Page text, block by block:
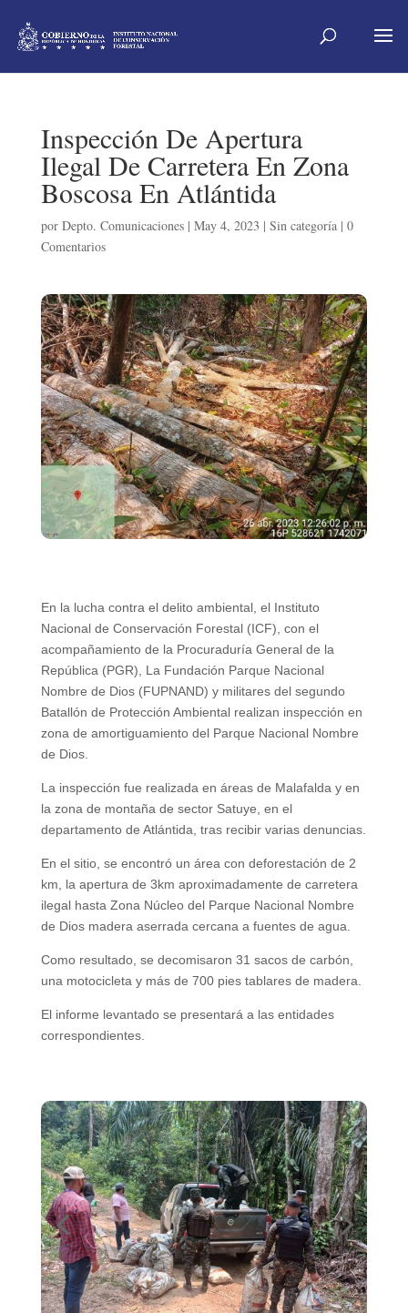
Inspección De Apertura
Ilegal De Carretera En Zona
Boscosa En Atlántida
por Depto. Comunicaciones| May 4, 2023 | Sin categoría| 0
Comentarios
En la lucha contra el delito ambiental, el Instituto
Nacional de Conservación Forestal (ICF), con el
acompañamiento de la Procuraduría General de la
República (PGR), La Fundación Parque Nacional
Nombre de Dios (FUPNAND) y militares del segundo
Batallón de Protección Ambiental realizan inspección en
zona de amortiguamiento del Parque Nacional Nombre
de Dios.
La inspección fue realizada en áreas de Malafalda y en
la zona de montaña de sector Satuye, en el
departamento de Atlántida, tras recibir varias denuncias.
En el sitio, se encontró un área con deforestación de 2
km, la apertura de 3km aproximadamente de carretera
ilegal hasta Zona Núcleo del Parque Nacional Nombre
de Dios madera aserrada cercana a fuentes de agua.
Como resultado, se decomisaron 31 sacos de carbón,
una motocicleta y más de 700 pies tablares de madera.
El informe levantado se presentará a las entidades
correspondientes.